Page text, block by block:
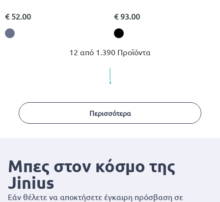
€ 52.00 € 93.00
12 από 1.390 Προϊόντα
Περισσότερα
Μπες στον κόσμο της
Jinius
Εάν θέλετε να αποκτήσετε έγκαιρη πρόσβαση σε